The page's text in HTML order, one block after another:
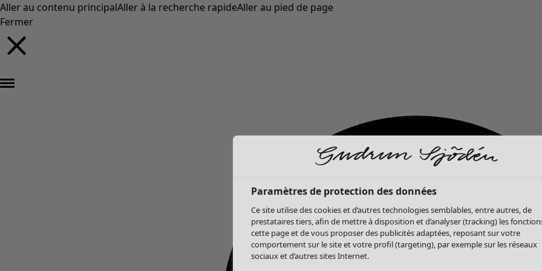
Aller au contenu principalAller à la recherche rapideAller au pied de page
Fermer
Paramètres de protection des données
Ce site utilise des cookies et d’autres technologies semblables, entre autres, de
prestataires tiers, afin de mettre à disposition et d’analyser (tracking) les
cette page et de vous proposer des publicités adaptées, reposant sur votre
comportement sur le site et votre profil (targeting), par exemple sur les réseaux
sociaux et d’autres sites Internet.